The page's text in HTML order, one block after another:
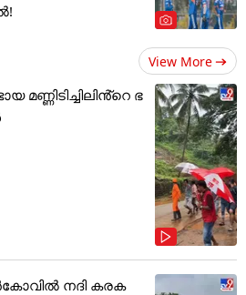
View More
മണ്ണിടിച്ചിലിൻ്റെ ഭ
നദി കരക